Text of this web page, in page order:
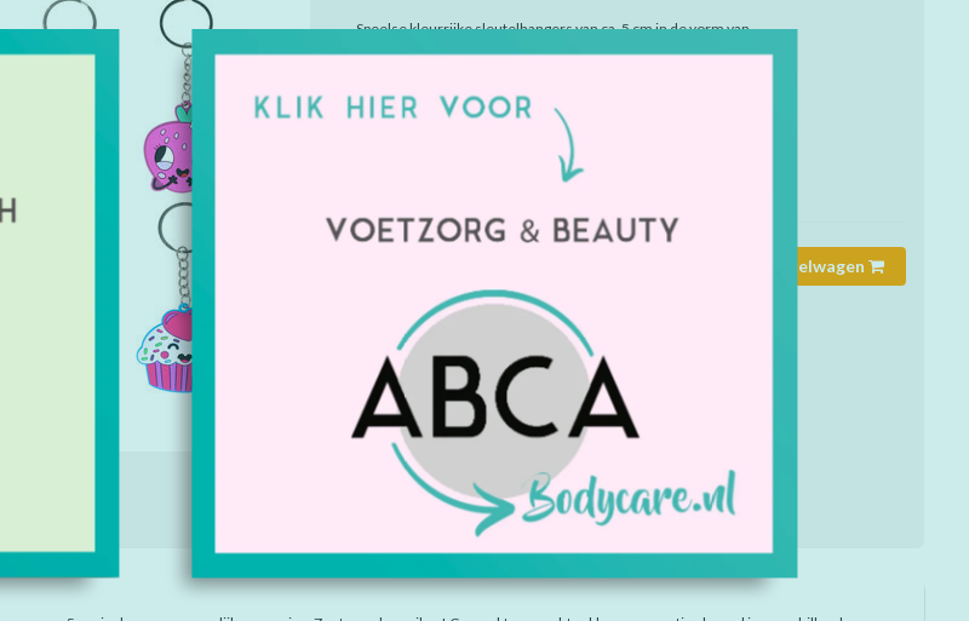
Speelse kleurrijke sleutelhangers van ca. 5 cm in de vorm van
vrolijke snoepjes. Zoet, zonder suiker! Gemaakt van zacht
en blijmakend kleinigheidje voor kinderen!
9017
Op voorraad
Toevoegen aan winkelwagen